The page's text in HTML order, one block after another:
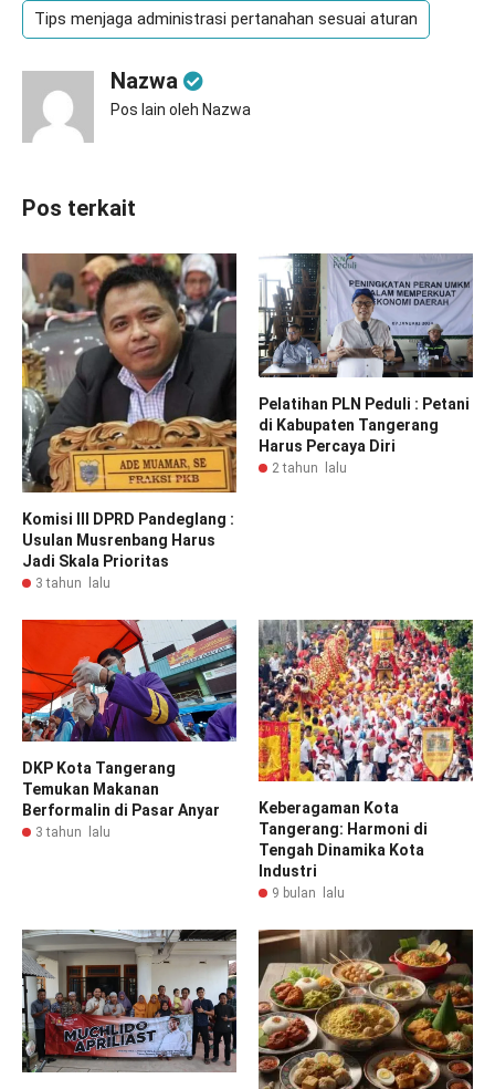
Tips menjaga administrasi pertanahan sesuai aturan
Nazwa
Pos lain oleh Nazwa
Pos terkait
Komisi III DPRD Pandeglang :
Usulan Musrenbang Harus
Jadi Skala Prioritas
3 tahun lalu
Pelatihan PLN Peduli : Petani
di Kabupaten Tangerang
Harus Percaya Diri
2 tahun lalu
DKP Kota Tangerang
Temukan Makanan
Berformalin di Pasar Anyar
3 tahun lalu
Keberagaman Kota
Tangerang: Harmoni di
Tengah Dinamika Kota
Industri
9 bulan lalu